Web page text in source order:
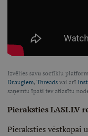
Izvēlies savu soctīklu
Draugiem, Threads vai arī
saņemtu īpaši tev atlasītu
Pieraksties LASI.LV
Pieraksties vēstkopai